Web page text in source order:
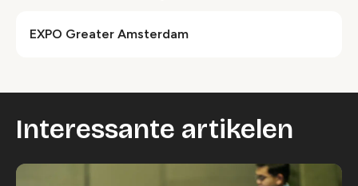
EXPO Greater Amsterdam
Interessante artikelen